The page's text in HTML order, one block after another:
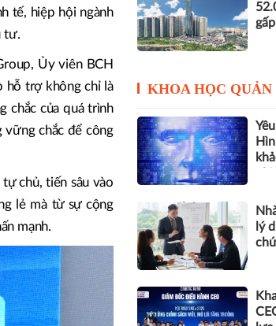
tế, hiệp hội ngành
tư.
Ủy viên BCH
hỗ trợ không chỉ là
chắc của quá trình
chắc để công
chủ, tiến sâu vào
lẻ mà từ sự cộng
mạnh.
KHOA HỌC
lý